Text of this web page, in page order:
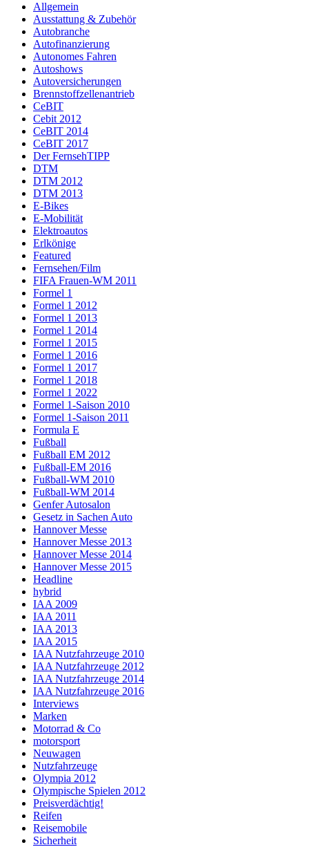
Allgemein
Ausstattung & Zubehör
Autobranche
Autofinanzierung
Autonomes Fahren
Autoshows
Autoversicherungen
Brennstoffzellenantrieb
CeBIT
Cebit 2012
CeBIT 2014
CeBIT 2017
Der FernsehTIPP
DTM
DTM 2012
DTM 2013
E-Bikes
E-Mobilität
Elektroautos
Erlkönige
Featured
Fernsehen/Film
FIFA Frauen-WM 2011
Formel 1
Formel 1 2012
Formel 1 2013
Formel 1 2014
Formel 1 2015
Formel 1 2016
Formel 1 2017
Formel 1 2018
Formel 1 2022
Formel 1-Saison 2010
Formel 1-Saison 2011
Formula E
Fußball
Fußball EM 2012
Fußball-EM 2016
Fußball-WM 2010
Fußball-WM 2014
Genfer Autosalon
Gesetz in Sachen Auto
Hannover Messe
Hannover Messe 2013
Hannover Messe 2014
Hannover Messe 2015
Headline
hybrid
IAA 2009
IAA 2011
IAA 2013
IAA 2015
IAA Nutzfahrzeuge 2010
IAA Nutzfahrzeuge 2012
IAA Nutzfahrzeuge 2014
IAA Nutzfahrzeuge 2016
Interviews
Marken
Motorrad & Co
motorsport
Neuwagen
Nutzfahrzeuge
Olympia 2012
Olympische Spielen 2012
Preisverdächtig!
Reifen
Reisemobile
Sicherheit